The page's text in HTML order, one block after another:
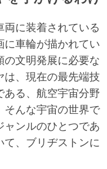
に装着されている
に車輪が描かれてい
の文明発展に必要な
は、現在の最先端技
ある、航空宇宙分野
そんな宇宙の世界で
ャンルのひとつであ
て、ブリヂストンに